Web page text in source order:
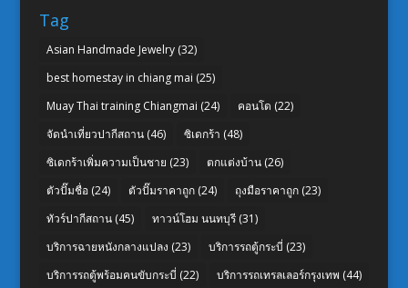
Tag
Asian Handmade Jewelry(32)
best homestay in chiang mai (25)
Muay Thai training Chiangmai (24) คอนโด (22)
จัดนำเที่ยวปากีสถาน(46) ซิเดกร้า (48)
ซิเดกร้าเพิ่มความเป็นชาย (23) ตกแต่งบ้าน(26)
ตัวปั๊มชื่อ(24) ตัวปั๊มราคาถูก(24) ถุงมือราคาถูก(23)
ทัวร์ปากีสถาน(45) ทาวน์โฮม นนทบุรี(31)
บริการฉายหนังกลางแปลง (23) บริการรถตู้กระบี่ (23)
บริการรถตู้พร้อมคนขับกระบี่ (22) บริการรถเทรลเลอร์กรุงเทพ (44)